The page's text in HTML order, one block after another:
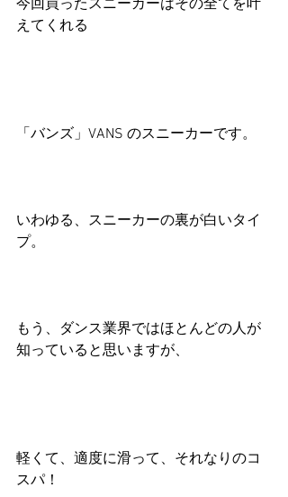
今回買ったスニーカーはその全てを叶
えてくれる
「バンズ」VANS のスニーカーです。
いわゆる、スニーカーの裏が白いタイ
プ。
もう、ダンス業界ではほとんどの人が
知っていると思いますが、
軽くて、適度に滑って、それなりのコ
スパ！